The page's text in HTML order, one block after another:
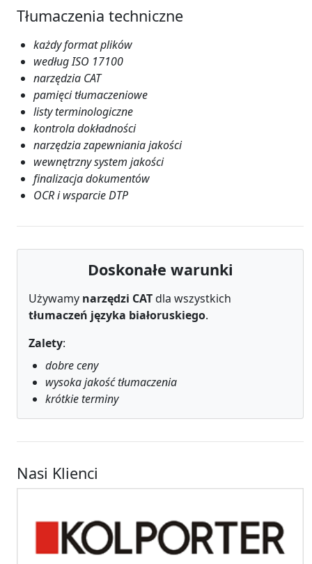
Tłumaczenia techniczne
każdy format plików
według ISO 17100
narzędzia CAT
pamięci tłumaczeniowe
listy terminologiczne
kontrola dokładności
narzędzia zapewniania jakości
wewnętrzny system jakości
finalizacja dokumentów
OCR i wsparcie DTP
Doskonałe warunki
Używamy narzędzi CATdla wszystkich
tłumaczeń języka białoruskiego.
Zalety:
dobre ceny
wysoka jakość tłumaczenia
krótkie terminy
Nasi Klienci